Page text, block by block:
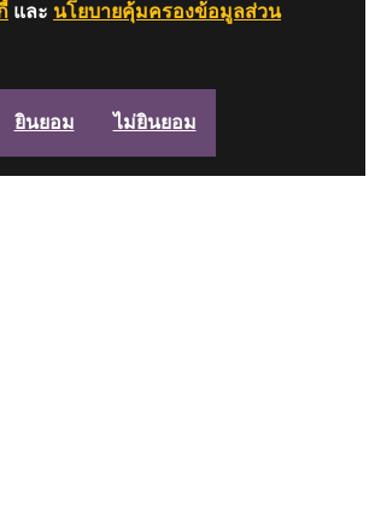
และ นโยบายคุ้มครองข้อมูลส่วน
ยินยอม ไม่ยินยอม